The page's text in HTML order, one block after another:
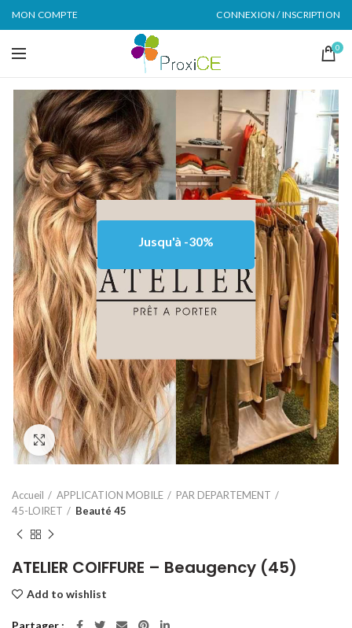
MON COMPTE CONNEXION / INSCRIPTION
0
Click to enlarge
Jusqu'à -30%
Accueil APPLICATION MOBILE
PAR DEPARTEMENT
45-LOIRET
Beauté 45
ATELIER COIFFURE – Beaugency (45)
Add to wishlist
Partager